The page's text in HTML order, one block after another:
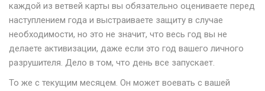
каждой из ветвей карты вы обязательно оцениваете перед
наступлением года и выстраиваете защиту в случае
необходимости, но это не значит, что весь год вы не
делаете активизации, даже если это год вашего личного
разрушителя. Дело в том, что день все запускает.
То же с текущим месяцем. Он может воевать с вашей